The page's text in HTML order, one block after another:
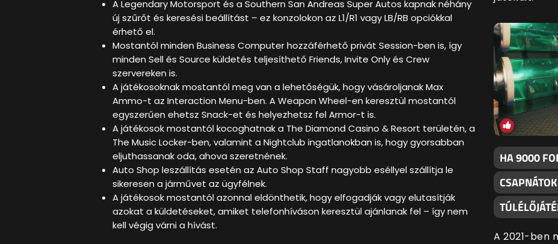
A Legendary Motorsport és a Southern San Andreas Super Autos kapnak néhány
új szűrőt és keresési beállítást – ez konzolokon az L1/R1 vagy LB/RB opciókkal
érhető el.
Mostantól minden Business Computer hozzáférhető privát Session-ben is, így
minden Sell és Source küldetés teljesíthető Friends, Invite Only és Crew
szervereken is.
A játékosoknak mostantól meg van a lehetőségük, hogy vásároljanak Max
Ammo-t az Interaction Menu-ben. A Weapon Wheel-en keresztül mostantól
egyszerűen ehetsz Snack-et és helyezhetsz fel Armor-t is.
A játékosok mostantól kocoghatnak a The Diamond Casino & Resort területén, a
The Music Locker-ben, valamint a Nightclub ingatlanokban is, hogy gyorsabban
eljuthassanak oda, ahova szeretnének.
Auto Shop leszállítás esetén az Auto Shop Staff nagyobb eséllyel szállítja le
sikeresen a járművet az ügyfélnek.
A játékosok mostantól azonnal eldönthetik, hogy elfogadják vagy elutasítják
azokat a küldetéseket, amiket telefonhíváson keresztül ajánlanak fel – így nem
kell végig várni a hívást.
HA 9000
A 2021-ben